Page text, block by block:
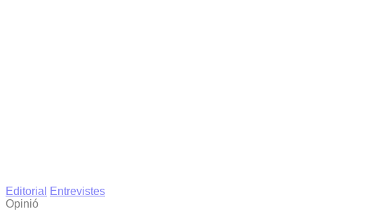
Editorial
Entrevistes
Opinió